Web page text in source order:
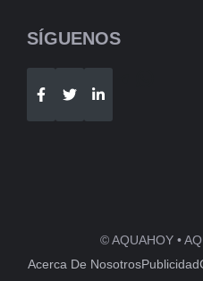
SÍGUENOS
© AQUAHOY •
Acerca De NosotrosPublicidad